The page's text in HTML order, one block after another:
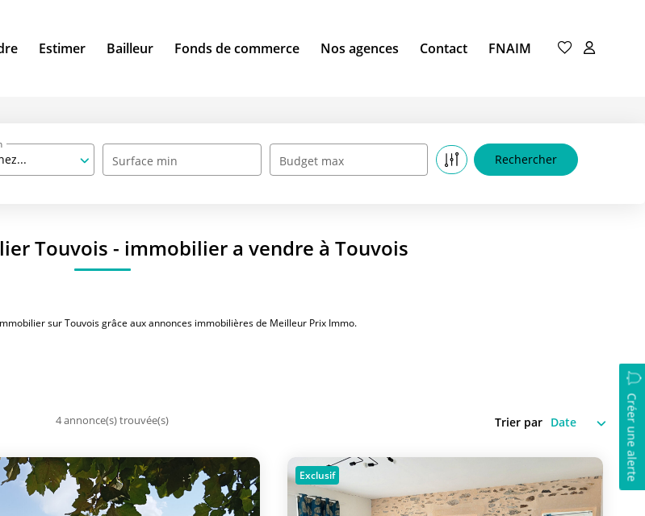
Estimer Bailleur Fonds de commerce Nos agences Contact FNAIM
Surface min Budget max
Touvois - immobilier a vendre à Touvois
sur Touvois grâce aux annonces immobilières de Meilleur Prix Immo.
Créer une alerte
4 annonce(s) trouvée(s) Trier par
Exclusif